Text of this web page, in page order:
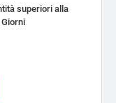
superiori alla